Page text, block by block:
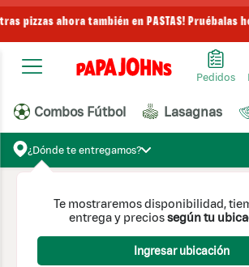
pizzas ahora también en PASTAS! Pruébalas
Pedidos
Combos Fútbol Lasagnas
¿Dónde te entregamos?
Te mostraremos disponibilidad,
entrega y preciossegún tu
Ingresar ubicación
Pago en Línea
Pagos con tarjeta de
Domicilios en la
casa